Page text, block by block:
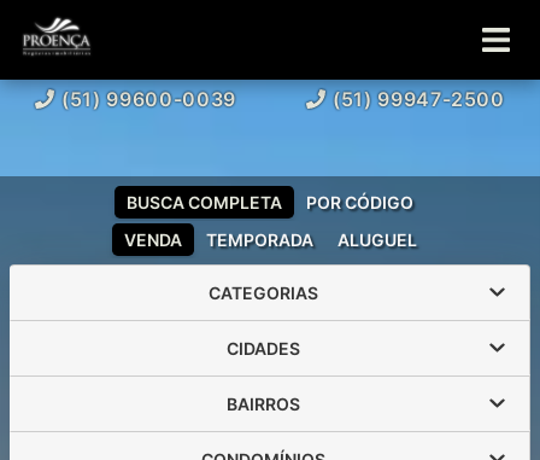
(51) 99600-0039 (51) 99947-2500
VENDA TEMPORADA ALUGUEL
BUSCA COMPLETA POR CÓDIGO
CATEGORIAS
CIDADES
BAIRROS